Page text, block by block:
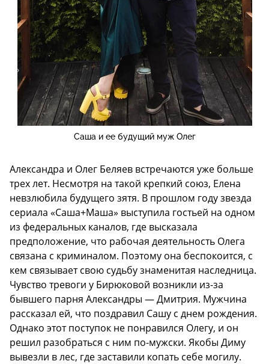
Саша и ее будущий муж Олег
Александра и Олег Беляев встречаются уже больше
трех лет. Несмотря на такой крепкий союз, Елена
невзлюбила будущего зятя. В прошлом году звезда
сериала «Саша+Маша» выступила гостьей на одном
из федеральных каналов, где высказала
предположение, что рабочая деятельность Олега
связана с криминалом. Поэтому она беспокоится, с
кем связывает свою судьбу знаменитая наследница.
Чувство тревоги у Бирюковой возникли из-за
бывшего парня Александры — Дмитрия. Мужчина
рассказал ей, что поздравил Сашу с днем рождения.
Однако этот поступок не понравился Олегу, и он
решил разобраться с ним по-мужски. Якобы Диму
вывезли в лес, где заставили копать себе могилу.